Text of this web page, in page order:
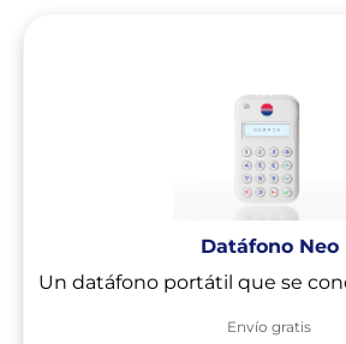
Datáfono Neo
Un datáfono portátil que se
Envío gratis